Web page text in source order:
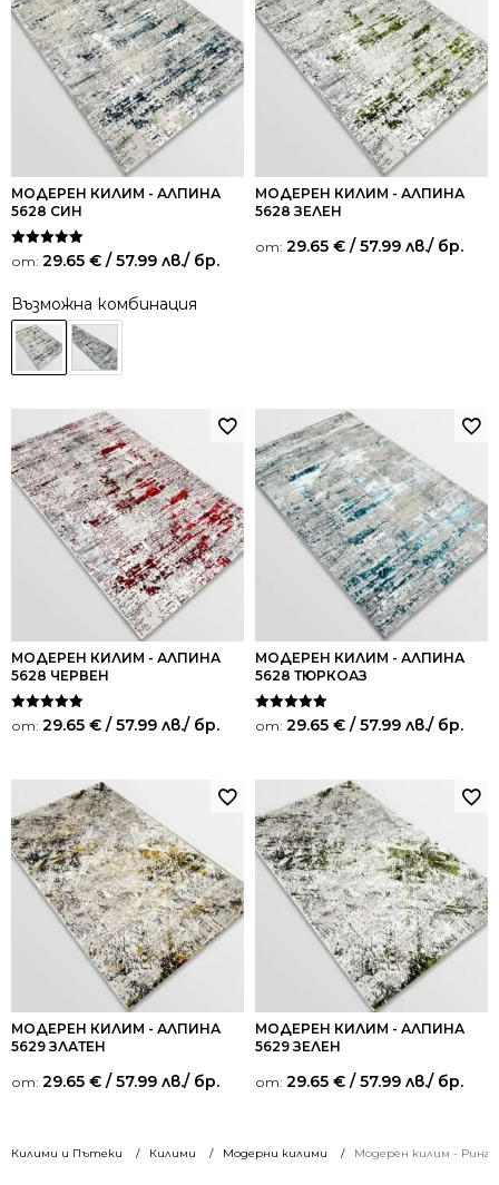
Килими и Пътеки Килими Модерни килими Модерен килим - Ринг
МОДЕРЕН КИЛИМ - АЛПИНА
5628 СИН
Оценено на
5.00
от: 29.65 € / 57.99 лв./ бр.
Възможна комбинация
МОДЕРЕН КИЛИМ - АЛПИНА
5628 ЗЕЛЕН
от: 29.65 € / 57.99 лв./ бр.
МОДЕРЕН КИЛИМ - АЛПИНА
5628 ЧЕРВЕН
Оценено на
5.00
от: 29.65 € / 57.99 лв./ бр.
МОДЕРЕН КИЛИМ - АЛПИНА
5628 ТЮРКОАЗ
Оценено на
5.00
от: 29.65 € / 57.99 лв./ бр.
МОДЕРЕН КИЛИМ - АЛПИНА
5629 ЗЛАТЕН
от: 29.65 € / 57.99 лв./ бр.
МОДЕРЕН КИЛИМ - АЛПИНА
5629 ЗЕЛЕН
от: 29.65 € / 57.99 лв./ бр.